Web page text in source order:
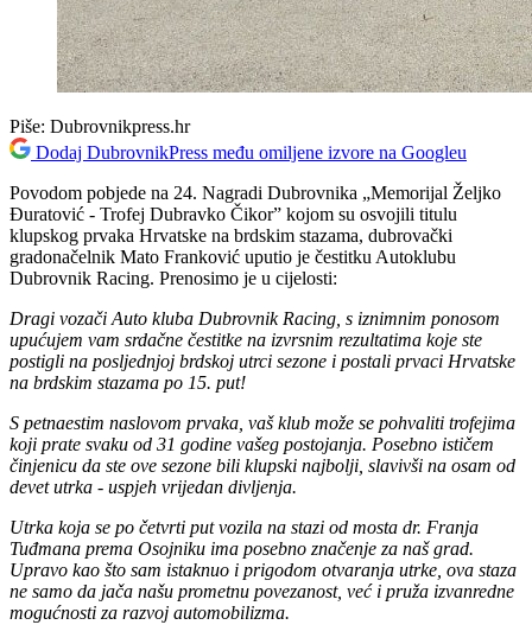
Piše: Dubrovnikpress.hr
Dodaj DubrovnikPress među omiljene izvore na Googleu
Povodom pobjede na 24. Nagradi Dubrovnika „Memorijal Željko
Đuratović - Trofej Dubravko Čikor” kojom su osvojili titulu
klupskog prvaka Hrvatske na brdskim stazama, dubrovački
gradonačelnik Mato Franković uputio je čestitku Autoklubu
Dubrovnik Racing. Prenosimo je u cijelosti:
Dragi vozači Auto kluba Dubrovnik Racing, s iznimnim ponosom
upućujem vam srdačne čestitke na izvrsnim rezultatima koje ste
postigli na posljednjoj brdskoj utrci sezone i postali prvaci Hrvatske
na brdskim stazama po 15. put!
S petnaestim naslovom prvaka, vaš klub može se pohvaliti trofejima
koji prate svaku od 31 godine vašeg postojanja. Posebno ističem
činjenicu da ste ove sezone bili klupski najbolji, slavivši na osam od
devet utrka - uspjeh vrijedan divljenja.
Utrka koja se po četvrti put vozila na stazi od mosta dr. Franja
Tuđmana prema Osojniku ima posebno značenje za naš grad.
Upravo kao što sam istaknuo i prigodom otvaranja utrke, ova staza
ne samo da jača našu prometnu povezanost, već i pruža izvanredne
mogućnosti za razvoj automobilizma.